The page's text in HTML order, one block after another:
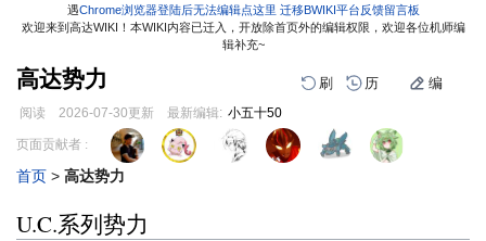
遇Chrome浏览器登陆后无法编辑点这里 迁移BWIKI平台反馈留言板
欢迎来到高达WIKI！本WIKI内容已迁入，开放除首页外的编辑权限，欢迎各位机师编
辑补充~
高达势力 刷 历 编
阅读 2026-07-30更新 最新编辑: 小五十50
跳
导
跳
搜
页面贡献者 :
首页 > 高达势力
U.C.系列势力